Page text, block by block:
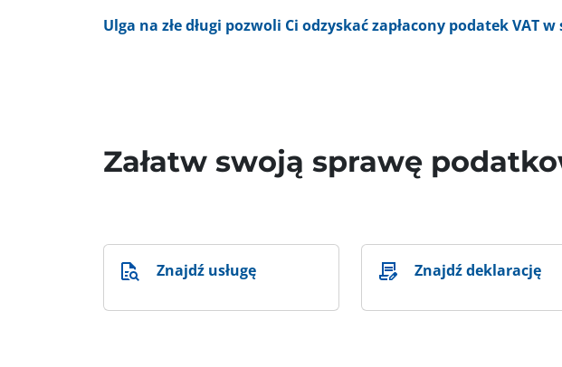
Ulga na złe długi pozwoli Ci odzyskać zapłacony podatek
Załatw swoją sprawę
Znajdź usługę Znajdź deklarację